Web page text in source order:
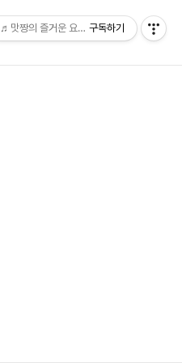
위치로그 방명록
♬맛짱의 즐거운 요리시간♬
구독하기